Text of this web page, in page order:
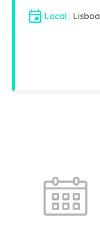
Local Lisboa